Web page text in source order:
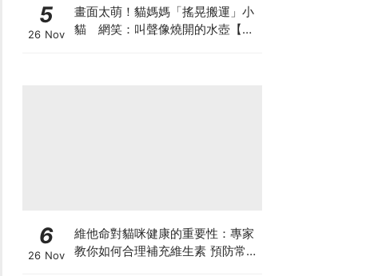
5
26 Nov
畫面太萌！貓媽媽「搖晃搬運」小
貓 網笑：叫聲像燒開的水壺【有
6
26 Nov
維他命對貓咪健康的重要性：專家
教你如何合理補充維生素 預防常見